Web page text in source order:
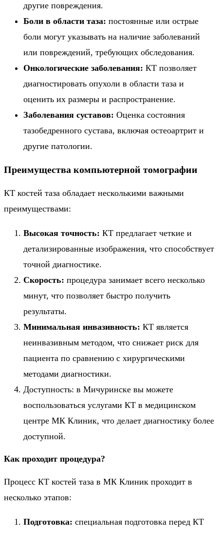
другие повреждения.
Боли в области таза: постоянные или острые
боли могут указывать на наличие заболеваний
или повреждений, требующих обследования.
Онкологические заболевания: КТ позволяет
диагностировать опухоли в области таза и
оценить их размеры и распространение.
Заболевания суставов: Оценка состояния
тазобедренного сустава, включая остеоартрит и
другие патологии.
Преимущества компьютерной томографии
КТ костей таза обладает несколькими важными
преимуществами:
Высокая точность: КТ предлагает четкие и
детализированные изображения, что способствует
точной диагностике.
Скорость: процедура занимает всего несколько
минут, что позволяет быстро получить
результаты.
Минимальная инвазивность: КТ является
неинвазивным методом, что снижает риск для
пациента по сравнению с хирургическими
методами диагностики.
Доступность: в Мичуринске вы можете
воспользоваться услугами КТ в медицинском
центре МК Клиник, что делает диагностику более
доступной.
Как проходит процедура?
Процесс КТ костей таза в МК Клиник проходит в
несколько этапов:
Подготовка: специальная подготовка перед КТ